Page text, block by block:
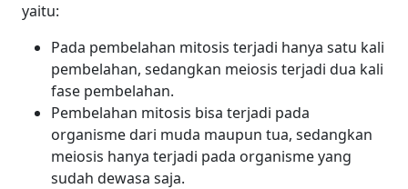
yaitu:
Pada pembelahan mitosis terjadi hanya satu kali
pembelahan, sedangkan meiosis terjadi dua kali
fase pembelahan.
Pembelahan mitosis bisa terjadi pada
organisme dari muda maupun tua, sedangkan
meiosis hanya terjadi pada organisme yang
sudah dewasa saja.